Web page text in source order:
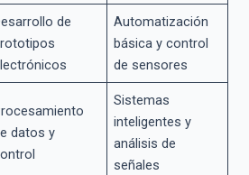
de
Automatización
básica y control
de sensores
datos y
Sistemas
inteligentes y
análisis de
señales